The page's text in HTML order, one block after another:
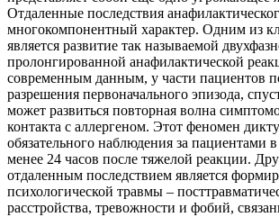
Отдаленные последствия
многокомпонентный характер. Одним из
является развитие так называемой
пролонгированной анафилактической
современным данным, у части пациентов
разрешения первоначального эпизода,
может развиться повторная волна
контакта с аллергеном. Этот феномен
обязательного наблюдения за пациентами
менее 24 часов после тяжелой реакции.
отдаленным последствием является
психологической травмы –
расстройства, тревожности и фобий,